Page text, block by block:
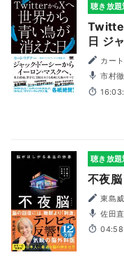
聴き放題
日 ジ
スク
る成
カー
市村徹
聴き放題
不夜
東島
佐田